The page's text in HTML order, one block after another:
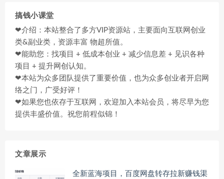
搞钱小课堂
❤介绍：本站整合了多方VIP资源站，主要面向互联网创业
类&副业类，资源丰富 物超所值。
❤能助您：找项目 + 低成本创业 + 减少信息差 + 见识各种
项目 + 提升网创认知。
❤本站为众多团队提供了重要价值，也为众多创业者开启网
络之门，广受好评！
❤如果您也依存于互联网，欢迎加入本站会员，将尽早为您
提供丰盛价值。祝您前程似锦！
文章展示
全新蓝海项目，百度网盘转存拉新赚钱渠